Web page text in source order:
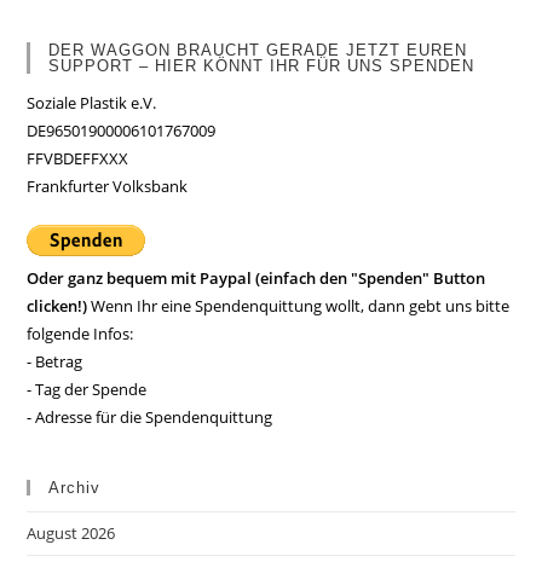
DER WAGGON BRAUCHT GERADE JETZT EUREN
SUPPORT – HIER KÖNNT IHR FÜR UNS SPENDEN
Soziale Plastik e.V.
DE96501900006101767009
FFVBDEFFXXX
Frankfurter Volksbank
Oder ganz bequem mit Paypal (einfach den "Spenden" Button
clicken!)Wenn Ihr eine Spendenquittung wollt, dann gebt uns bitte
folgende Infos:
- Betrag
- Tag der Spende
- Adresse für die Spendenquittung
Archiv
August 2026